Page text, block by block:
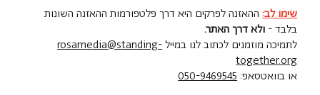
שימו לב: ההאזנה לפרקים היא דרך פלטפורמות ההאזנה השונות
בלבד - ולא דרך האתר.
לתמיכה מוזמנים לכתוב לנו במיילrosamedia@standing-
together.org
או בוואטסאפ: 050-9469545